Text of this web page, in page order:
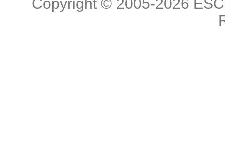
Copyright © 2005-2026